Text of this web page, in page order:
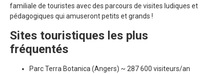
familiale de touristes avec des parcours de visites ludiques et
pédagogiques qui amuseront petits et grands !
Sites touristiques les plus
fréquentés
Parc Terra Botanica (Angers) ~ 287 600 visiteurs/an